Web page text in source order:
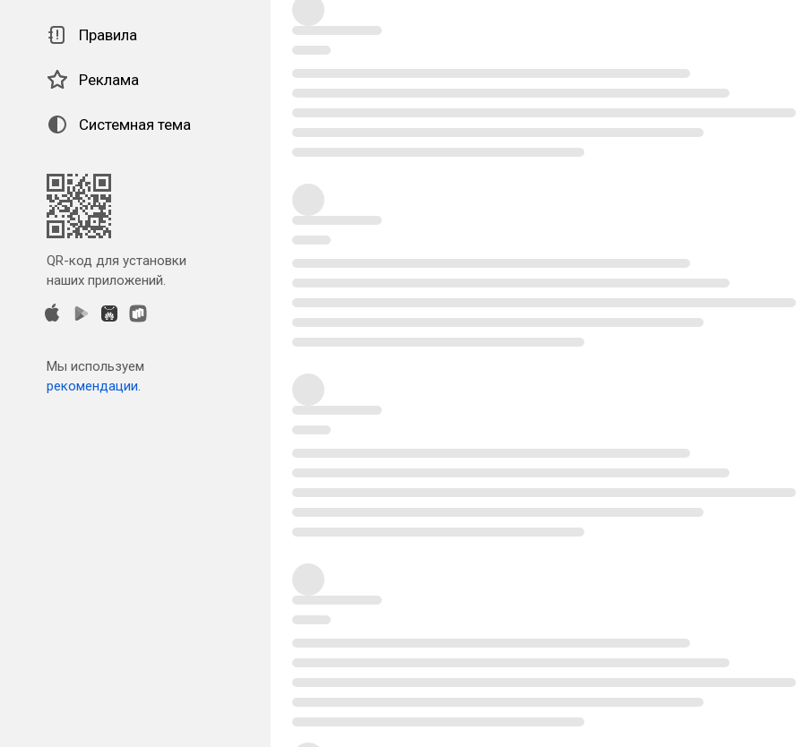
Правила
Реклама
Системная тема
QR-код для установки
наших приложений.
Мы используем
рекомендации.